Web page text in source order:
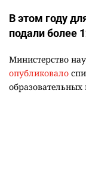
В этом году
подали более
Министерство
опубликовало
образовательных